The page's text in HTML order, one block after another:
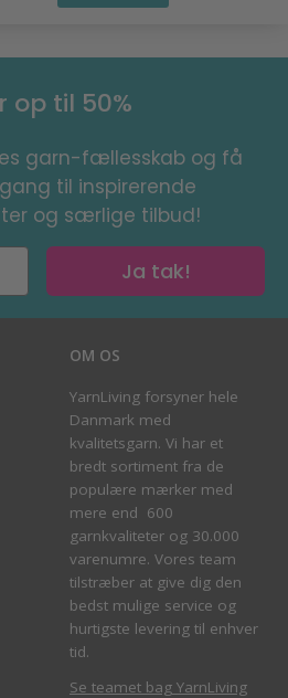
op til 50%
garn-fællesskab og få
til inspirerende
og særlige tilbud!
Ja tak!
OM OS
YarnLiving forsyner hele
Danmark med
kvalitetsgarn. Vi har et
bredt sortiment fra de
populære mærker med
mere end 600
garnkvaliteter og 30.000
varenumre. Vores team
tilstræber at give dig den
bedst mulige service og
hurtigste levering til enhver
tid.
Se teamet bag YarnLiving